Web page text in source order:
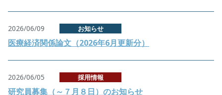
2026/06/09 お知らせ
医療経済関係論文（2026年6月更新分）
2026/06/05 採用情報
研究員募集（～７月８日）のお知らせ